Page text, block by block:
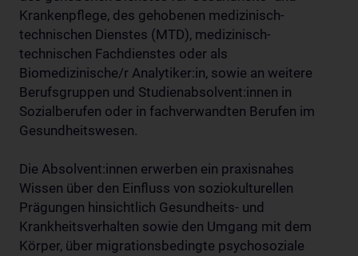
Krankenpflege, des gehobenen medizinisch-
technischen Dienstes (MTD), medizinisch-
technischen Fachdienstes oder als
Biomedizinische/r Analytiker:in, sowie an weitere
Berufsgruppen und Studienabsolvent:innen in
Sozialberufen oder in fachverwandten Berufen im
Gesundheitswesen.
Die Absolvent:innen erwerben ein praxisnahes
Wissen über den Einfluss von soziokulturellen
Prägungen hinsichtlich Gesundheits- und
Krankheitsverhalten sowie den Umgang mit dem
Körper, über migrationsbedingte psychosoziale